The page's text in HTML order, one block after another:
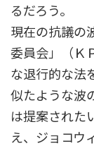
るだろう。
現在の抗議の
委員会」（Ｋ
な退行的な法
似たような波
は提案された
え、ジョコウ